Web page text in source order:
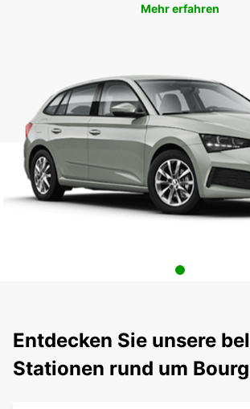
Mehr erfahren
Entdecken Sie unsere
Stationen rund um